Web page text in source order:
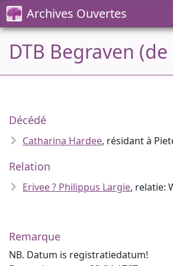
Archives Ouvertes
DTB Begraven
Décédé
Catharina Hardee, résidant à
Relation
Erivee ? Philippus Largie, relatie:
Remarque
NB. Datum is registratiedatum!